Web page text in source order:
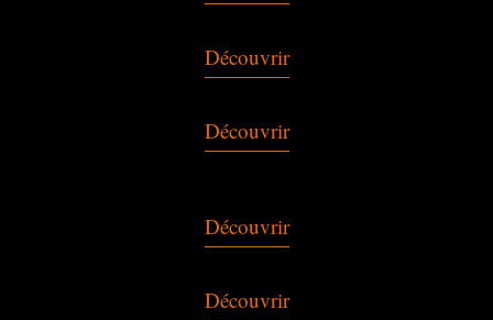
Découvrir
Découvrir
Découvrir
Découvrir